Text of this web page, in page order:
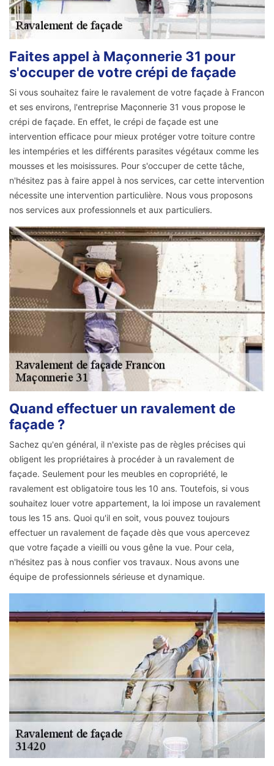
Faites appel à Maçonnerie 31 pour
s'occuper de votre crépi de façade
Si vous souhaitez faire le ravalement de votre façade à Francon
et ses environs, l'entreprise Maçonnerie 31 vous propose le
crépi de façade. En effet, le crépi de façade est une
intervention efficace pour mieux protéger votre toiture contre
les intempéries et les différents parasites végétaux comme les
mousses et les moisissures. Pour s'occuper de cette tâche,
n'hésitez pas à faire appel à nos services, car cette intervention
nécessite une intervention particulière. Nous vous proposons
nos services aux professionnels et aux particuliers.
Quand effectuer un ravalement de
façade ?
Sachez qu'en général, il n'existe pas de règles précises qui
obligent les propriétaires à procéder à un ravalement de
façade. Seulement pour les meubles en copropriété, le
ravalement est obligatoire tous les 10 ans. Toutefois, si vous
souhaitez louer votre appartement, la loi impose un ravalement
tous les 15 ans. Quoi qu'il en soit, vous pouvez toujours
effectuer un ravalement de façade dès que vous apercevez
que votre façade a vieilli ou vous gêne la vue. Pour cela,
n'hésitez pas à nous confier vos travaux. Nous avons une
équipe de professionnels sérieuse et dynamique.